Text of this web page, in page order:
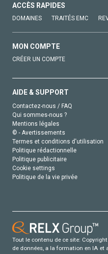
ACCÈS RAPIDES
DOMAINES TRAITÉS EMC
MON COMPTE
CRÉER UN COMPTE
AIDE & SUPPORT
Contactez-nous / FAQ
Qui sommes-nous ?
Mentions légales
© - Avertissements
Termes et conditions d'utilisation
Politique rédactionnelle
Politique publicitaire
Cookie settings
Politique de la vie privée
Tout le contenu de ce site:
de données, a la formation en IA